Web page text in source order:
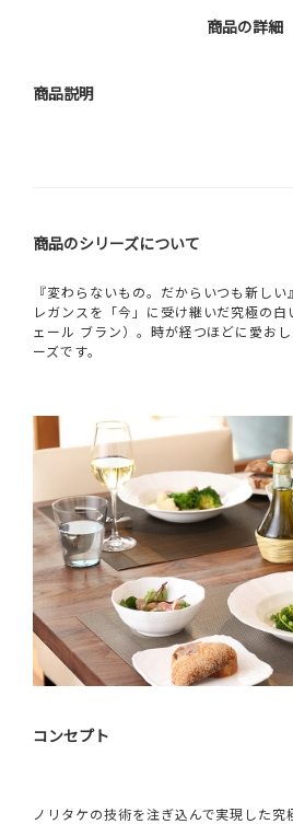
商品の詳細
商品説明
商品のシリーズについて
『変わらないもの。だからいつも新し
レガンスを「今」に受け継いだ究極の
ェール ブラン）。時が経つほどに愛お
ーズです。
コンセプト
ノリタケの技術を注ぎ込んで実現した